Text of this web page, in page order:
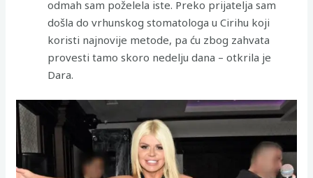
odmah sam poželela iste. Preko prijatelja sam
došla do vrhunskog stomatologa u Cirihu koji
koristi najnovije metode, pa ću zbog zahvata
provesti tamo skoro nedelju dana – otkrila je
Dara.